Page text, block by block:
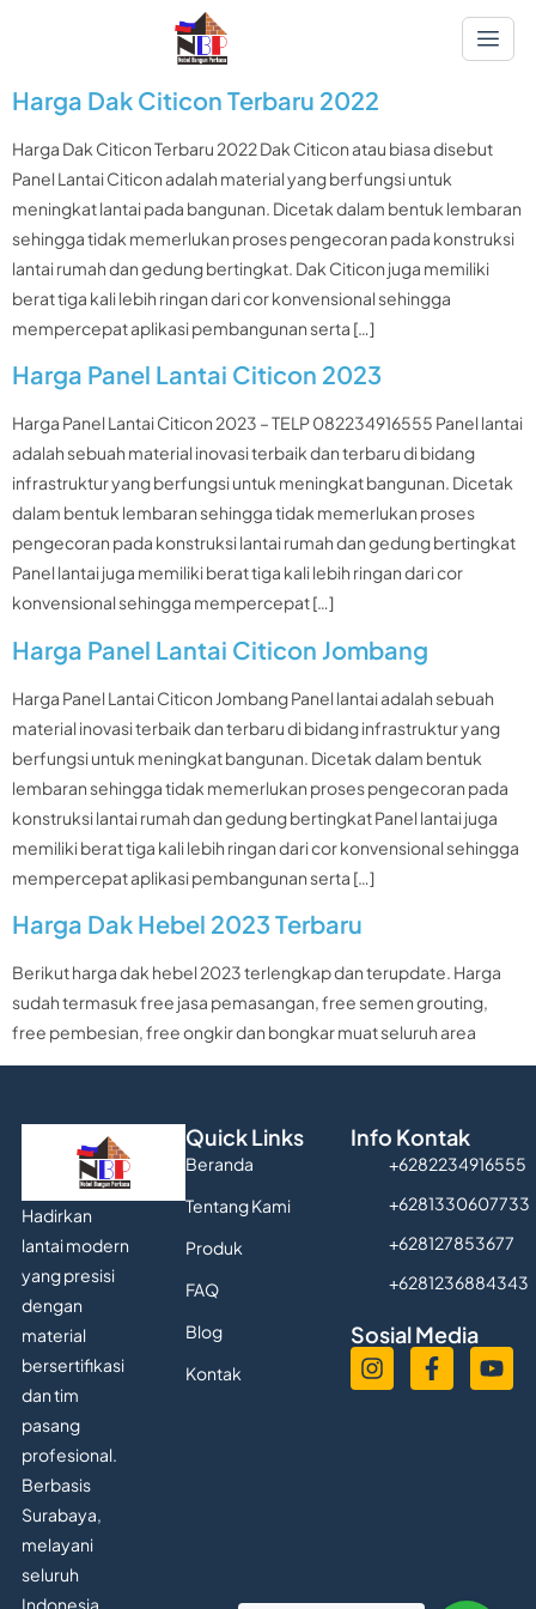
Harga Dak Citicon Terbaru 2022
Harga Dak Citicon Terbaru 2022 Dak Citicon atau biasa disebut
Panel Lantai Citicon adalah material yang berfungsi untuk
meningkat lantai pada bangunan. Dicetak dalam bentuk lembaran
sehingga tidak memerlukan proses pengecoran pada konstruksi
lantai rumah dan gedung bertingkat. Dak Citicon juga memiliki
berat tiga kali lebih ringan dari cor konvensional sehingga
mempercepat aplikasi pembangunan serta […]
Harga Panel Lantai Citicon 2023
Harga Panel Lantai Citicon 2023 – TELP 082234916555 Panel lantai
adalah sebuah material inovasi terbaik dan terbaru di bidang
infrastruktur yang berfungsi untuk meningkat bangunan. Dicetak
dalam bentuk lembaran sehingga tidak memerlukan proses
pengecoran pada konstruksi lantai rumah dan gedung bertingkat
Panel lantai juga memiliki berat tiga kali lebih ringan dari cor
konvensional sehingga mempercepat […]
Harga Panel Lantai Citicon Jombang
Harga Panel Lantai Citicon Jombang Panel lantai adalah sebuah
material inovasi terbaik dan terbaru di bidang infrastruktur yang
berfungsi untuk meningkat bangunan. Dicetak dalam bentuk
lembaran sehingga tidak memerlukan proses pengecoran pada
konstruksi lantai rumah dan gedung bertingkat Panel lantai juga
memiliki berat tiga kali lebih ringan dari cor konvensional sehingga
mempercepat aplikasi pembangunan serta […]
Harga Dak Hebel 2023 Terbaru
Berikut harga dak hebel 2023 terlengkap dan terupdate. Harga
sudah termasuk free jasa pemasangan, free semen grouting,
free pembesian, free ongkir dan bongkar muat seluruh area
Hadirkan
lantai modern
yang presisi
dengan
material
bersertifikasi
dan tim
pasang
profesional.
Berbasis
Surabaya,
melayani
seluruh
Indonesia.
Quick Links
Beranda
Tentang Kami
Produk
FAQ
Blog
Kontak
Info Kontak
+6282234916555
+6281330607733
+628127853677
+6281236884343
Sosial Media